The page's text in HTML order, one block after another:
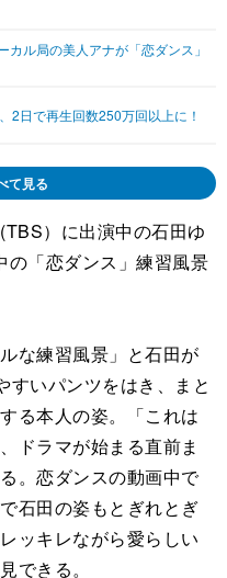
その他
ル局の美人アナが「恋ダンス」
2日で再生回数250万回以上に！
て見る
）に出演中の石田ゆ
の「恋ダンス」練習風景
な練習風景」と石田が
すいパンツをはき、まと
る本人の姿。「これは
ドラマが始まる直前ま
。恋ダンスの動画中で
石田の姿もとぎれとぎ
ッキレながら愛らしい
できる。